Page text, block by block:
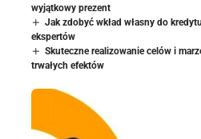
wyjątkowy prezent
Jak zdobyć wkład własny do
ekspertów
Skuteczne realizowanie celów i
trwałych efektów